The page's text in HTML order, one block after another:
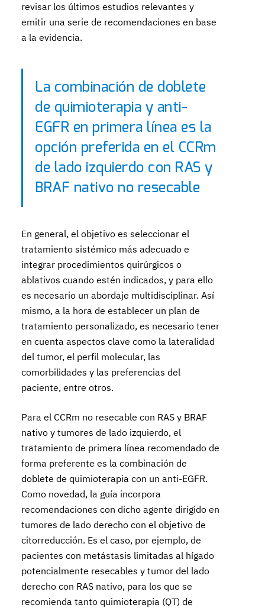
revisar los últimos estudios relevantes y
emitir una serie de recomendaciones en base
a la evidencia.
La combinación de doblete
de quimioterapia y anti-
EGFR en primera línea es la
opción preferida en el CCRm
de lado izquierdo con RAS y
BRAF nativo no resecable
En general, el objetivo es seleccionar el
tratamiento sistémico más adecuado e
integrar procedimientos quirúrgicos o
ablativos cuando estén indicados, y para ello
es necesario un abordaje multidisciplinar. Así
mismo, a la hora de establecer un plan de
tratamiento personalizado, es necesario tener
en cuenta aspectos clave como la lateralidad
del tumor, el perfil molecular, las
comorbilidades y las preferencias del
paciente, entre otros.
Para el CCRm no resecable con RAS y BRAF
nativo y tumores de lado izquierdo, el
tratamiento de primera línea recomendado de
forma preferente es la combinación de
doblete de quimioterapia con un anti-EGFR.
Como novedad, la guía incorpora
recomendaciones con dicho agente dirigido en
tumores de lado derecho con el objetivo de
citorreducción. Es el caso, por ejemplo, de
pacientes con metástasis limitadas al hígado
potencialmente resecables y tumor del lado
derecho con RAS nativo, para los que se
recomienda tanto quimioterapia (QT) de